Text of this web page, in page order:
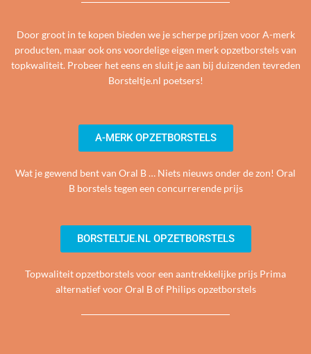
Door groot in te kopen bieden we je scherpe prijzen voor A-merk
producten, maar ook ons voordelige eigen merk opzetborstels van
topkwaliteit. Probeer het eens en sluit je aan bij duizenden tevreden
Borsteltje.nl poetsers!
A-MERK OPZETBORSTELS
Wat je gewend bent van Oral B … Niets nieuws onder de zon! Oral
B borstels tegen een concurrerende prijs
BORSTELTJE.NL OPZETBORSTELS
Topwaliteit opzetborstels voor een aantrekkelijke prijs Prima
alternatief voor Oral B of Philips opzetborstels